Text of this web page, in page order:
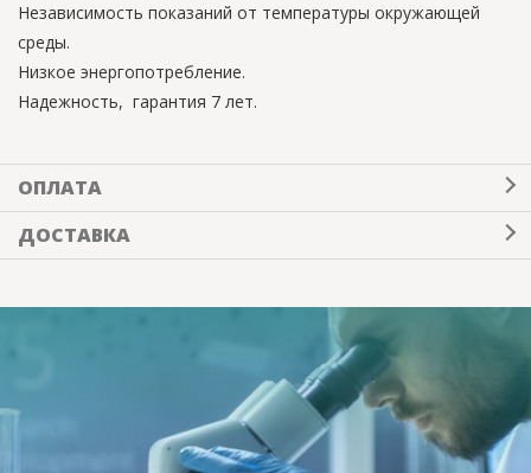
Независимость показаний от температуры окружающей
среды.
Низкое энергопотребление.
Надежность, гарантия 7 лет.
ОПЛАТА
ДОСТАВКА